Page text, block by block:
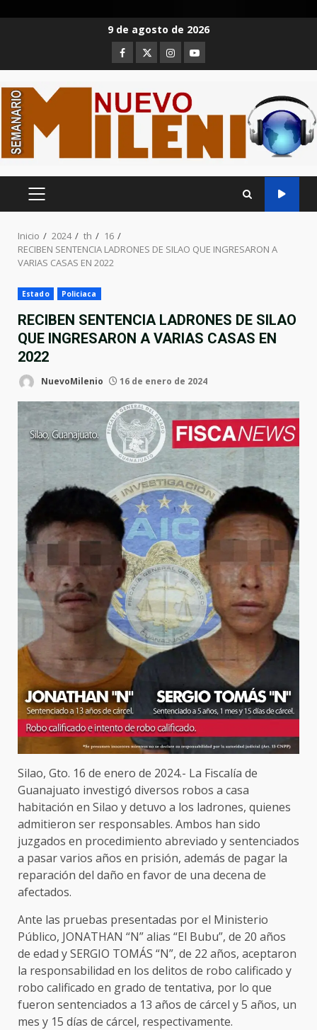
9 de agosto de 2026
Facebook
TwitterInstagram
Youtube
MENÚ
Inicio 2024 th
16
RECIBEN SENTENCIA LADRONES DE SILAO QUE INGRESARON A
VARIAS CASAS EN 2022
Estado Policiaca
RECIBEN SENTENCIA LADRONES DE SILAO
QUE INGRESARON A VARIAS CASAS EN
2022
NuevoMilenio 16 de enero de 2024
Silao, Gto. 16 de enero de 2024.- La Fiscalía de
Guanajuato investigó diversos robos a casa
habitación en Silao y detuvo a los ladrones, quienes
admitieron ser responsables. Ambos han sido
juzgados en procedimiento abreviado y sentenciados
a pasar varios años en prisión, además de pagar la
reparación del daño en favor de una decena de
afectados.
Ante las pruebas presentadas por el Ministerio
Público, JONATHAN “N” alias “El Bubu”, de 20 años
de edad y SERGIO TOMÁS “N”, de 22 años, aceptaron
la responsabilidad en los delitos de robo calificado y
robo calificado en grado de tentativa, por lo que
fueron sentenciados a 13 años de cárcel y 5 años, un
mes y 15 días de cárcel, respectivamente.